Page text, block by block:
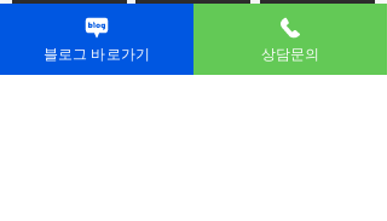
블로그 바로가기 상담문의